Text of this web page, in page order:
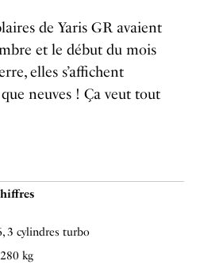
de Yaris GR avaient
et le début du mois
elles s’affichent
neuves ! Ça veut tout
3 cylindres turbo
kg